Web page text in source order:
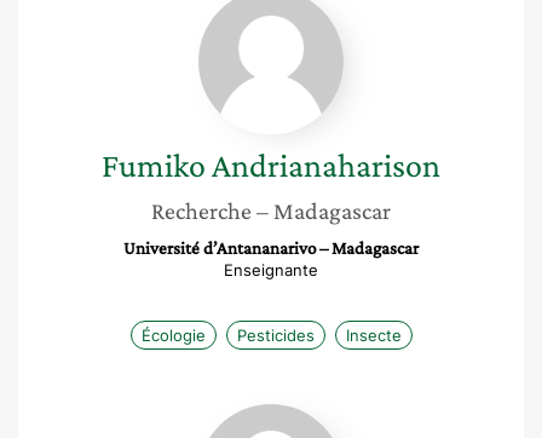
Andrianaharison
FumikoAndrianaharison
Recherche – Madagascar
Université d’Antananarivo – Madagascar
Enseignante
Écologie Pesticides Insecte
Salomé